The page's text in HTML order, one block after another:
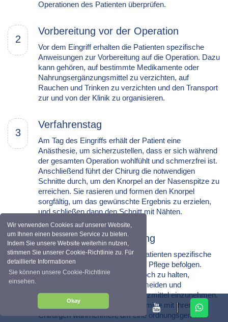
Wir verwenden Cookies auf unserer Website,
um Ihnen einen besseren Service zu bieten.
Indem Sie unsere Website weiterhin nutzen,
stimmen Sie unserer Cookie-Richtlinie zu. Für
detaillierte Informationen
Sie können unsere Cookie-Richtlinie
einsehen.
Okay
Operationen des Patienten überprüfen.
2
Vorbereitung vor der Operation
Vor dem Eingriff erhalten die Patienten spezifische
Anweisungen zur Vorbereitung auf die Operation. Dazu
kann gehören, auf bestimmte Medikamente oder
Nahrungsergänzungsmittel zu verzichten, auf
Rauchen und Trinken zu verzichten und den Transport
zur und von der Klinik zu organisieren.
3
Verfahrenstag
Am Tag des Eingriffs erhält der Patient eine
Anästhesie, um sicherzustellen, dass er sich während
der gesamten Operation wohlfühlt und schmerzfrei ist.
Anschließend führt der Chirurg die notwendigen
Schnitte durch, um den Knorpel an der Nasenspitze zu
erreichen. Sie rasieren und formen den Knorpel
sorgfältig, um das gewünschte Ergebnis zu erzielen,
und schließen dann den Schnitt mit Nähten.
4
Postoperative Versorgung
Nach dem Eingriff müssen die Patienten spezifische
Anweisungen zur postoperativen Pflege befolgen.
Dazu kann gehören, den Kopf hoch zu halten,
anstrengende Aktivitäten zu vermeiden und
verschreibungspflichtige Schmerzmittel einzunehmen.
Patienten müssen auch Folgetermine mit ihrem
Chirurgen wahrnehmen, um eine ordnungsgemäße